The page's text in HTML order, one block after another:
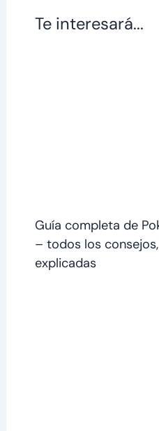
Te interesará...
Guía completa de
– todos los
explicadas